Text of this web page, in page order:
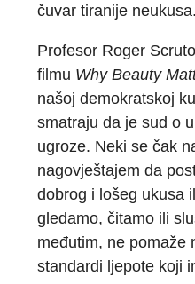
čuvar tiranije neukusa.
Profesor Roger
filmu Why Beauty
našoj demokratskoj
smatraju da je sud o
ugroze. Neki se čak
nagovještajem da
dobrog i lošeg ukusa
gledamo, čitamo ili
međutim, ne pomaže
standardi ljepote koji